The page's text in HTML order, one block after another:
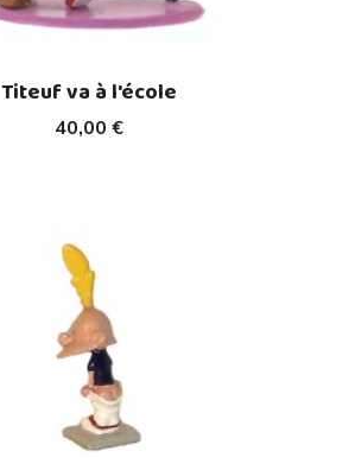
40,00 €
Titeuf va à l'école